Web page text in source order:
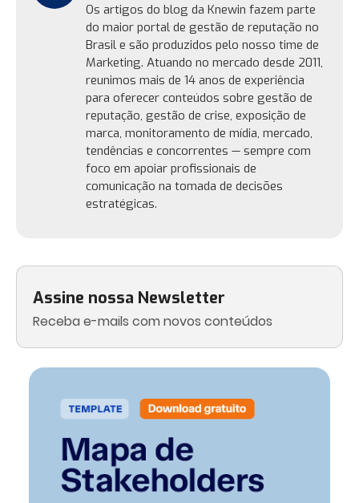
Assine nossa Newsletter
Receba e-mails com novos conteúdos
Os artigos do blog da Knewin fazem parte
do maior portal de gestão de reputação no
Brasil e são produzidos pelo nosso time de
Marketing. Atuando no mercado desde 2011,
reunimos mais de 14 anos de experiência
para oferecer conteúdos sobre gestão de
reputação, gestão de crise, exposição de
marca, monitoramento de mídia, mercado,
tendências e concorrentes — sempre com
foco em apoiar profissionais de
comunicação na tomada de decisões
estratégicas.